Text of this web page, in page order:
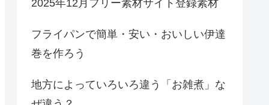
2025年12月フリー素材サイト登録素材
フライパンで簡単・安い・おいしい伊達
巻を作ろう
地方によっていろいろ違う「お雑煮」な